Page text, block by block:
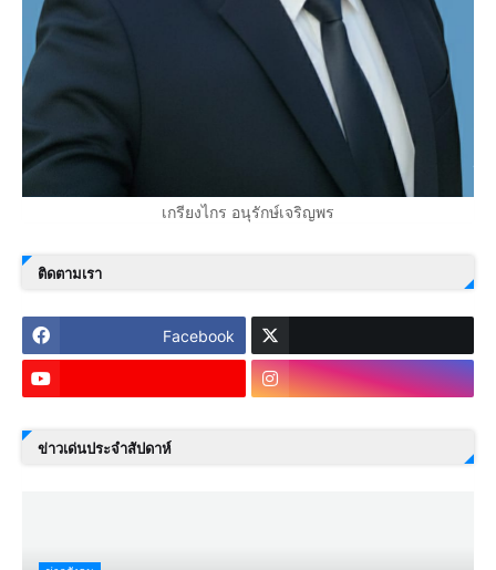
เกรียงไกร อนุรักษ์เจริญพร
ติดตามเรา
Facebook
ข่าวเด่นประจำสัปดาห์